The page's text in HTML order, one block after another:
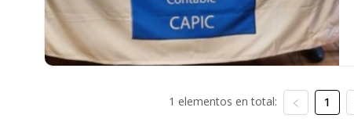
1 elementos en total: 1